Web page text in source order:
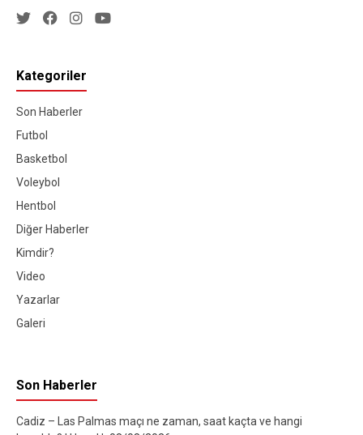
Kategoriler
Son Haberler
Futbol
Basketbol
Voleybol
Hentbol
Diğer Haberler
Kimdir?
Video
Yazarlar
Galeri
Son Haberler
Cadiz – Las Palmas maçı ne zaman, saat kaçta ve hangi